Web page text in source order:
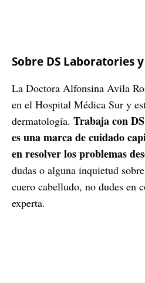
Sobre DS Laboratories
La Doctora Alfonsina Avila
en el Hospital Médica Sur y
dermatología. Trabaja con
es una marca de cuidado
en resolver los problemas
dudas o alguna inquietud
cuero cabelludo, no dudes en
experta.